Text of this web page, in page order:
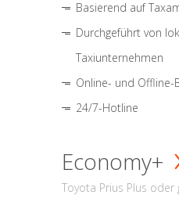
Basierend auf
Durchgeführt von
Taxiunternehmen
Online- und Offline-
24/7-Hotline
Economy+
Toyota Prius Plus oder